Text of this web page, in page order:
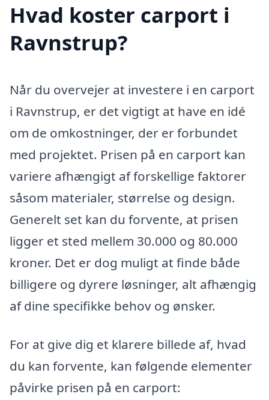
Hvad koster carport i
Ravnstrup?
Når du overvejer at investere i en carport
i Ravnstrup, er det vigtigt at have en idé
om de omkostninger, der er forbundet
med projektet. Prisen på en carport kan
variere afhængigt af forskellige faktorer
såsom materialer, størrelse og design.
Generelt set kan du forvente, at prisen
ligger et sted mellem 30.000 og 80.000
kroner. Det er dog muligt at finde både
billigere og dyrere løsninger, alt afhængig
af dine specifikke behov og ønsker.
For at give dig et klarere billede af, hvad
du kan forvente, kan følgende elementer
påvirke prisen på en carport: